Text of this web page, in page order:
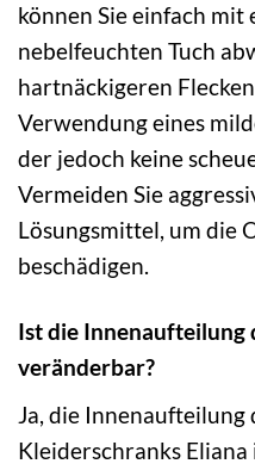
können Sie einfach mit
nebelfeuchten Tuch
hartnäckigeren
Verwendung eines
der jedoch keine
Vermeiden Sie
Lösungsmittel, um die
beschädigen.
Ist die Innenaufteilung
veränderbar?
Ja, die Innenaufteilung
Kleiderschranks